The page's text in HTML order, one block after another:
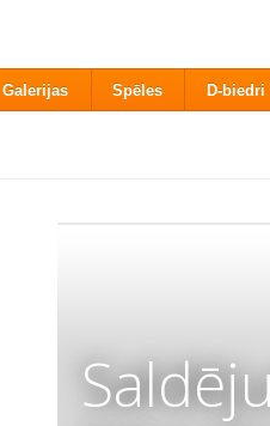
Galerijas Spēles D-biedri